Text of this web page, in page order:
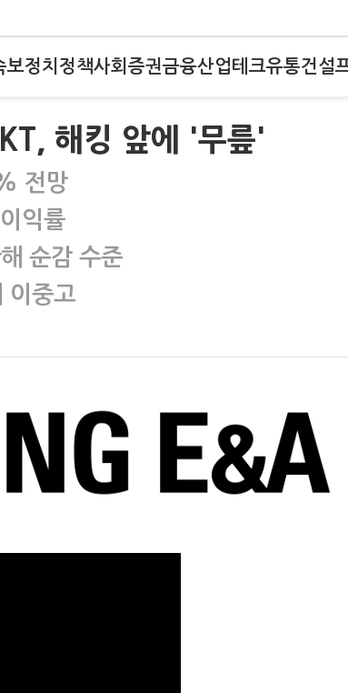
보정치 정책사회 증권금융산업테크유통건설
해킹 앞에 '무릎'
전망
익률
순감 수준
이중고